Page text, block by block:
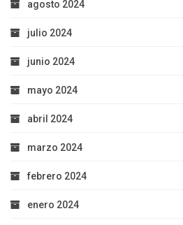
agosto 2024
julio 2024
junio 2024
mayo 2024
abril 2024
marzo 2024
febrero 2024
enero 2024